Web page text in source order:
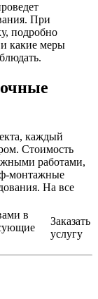
При
подробно
и какие меры
каждый
Стоимость
работами,
монтажные
На все
в
Заказать
услугу